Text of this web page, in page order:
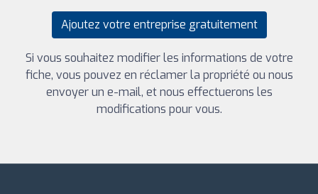
Ajoutez votre entreprise gratuitement
Si vous souhaitez modifier les informations de votre
fiche, vous pouvez en réclamer la propriété ou nous
envoyer un e-mail, et nous effectuerons les
modifications pour vous.